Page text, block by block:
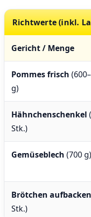
Richtwerte (inkl.
Gericht / Menge
Pommes frisch
g)
Hähnchenschenkel
Stk.)
Gemüseblech (700 g)
Brötchen aufbacken
Stk.)